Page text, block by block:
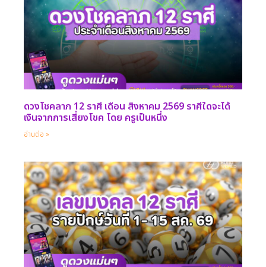
ดวงโชคลาภ 12 ราศี เดือน สิงหาคม 2569 ราศีใดจะได้
เงินจากการเสี่ยงโชค โดย ครูเป็นหนึ่ง
อ่านต่อ »